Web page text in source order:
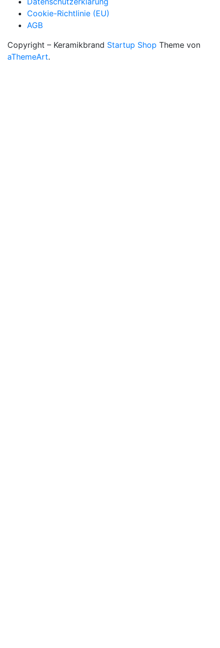
Cookie-Richtlinie (EU)
AGB
Copyright – Keramikbrand Startup Shop Theme von
aThemeArt.